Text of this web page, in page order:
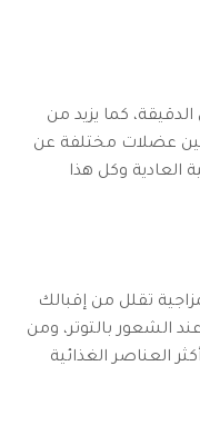
في الدقيقة، كما يزيد من
عضلات مختلفة عن
العادية وكل هذا
تقلل من إقبالك
الشعور بالتوتر، ومن
العناصر الغذائية